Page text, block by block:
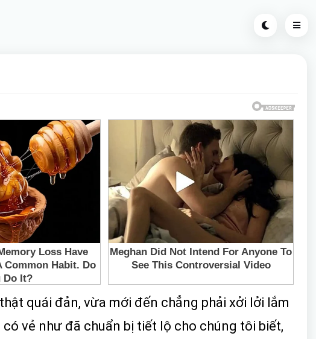
quái đản, vừa mới đến chẳng phải xởi lởi lắm
vẻ như đã chuẩn bị tiết lộ cho chúng tôi biết,